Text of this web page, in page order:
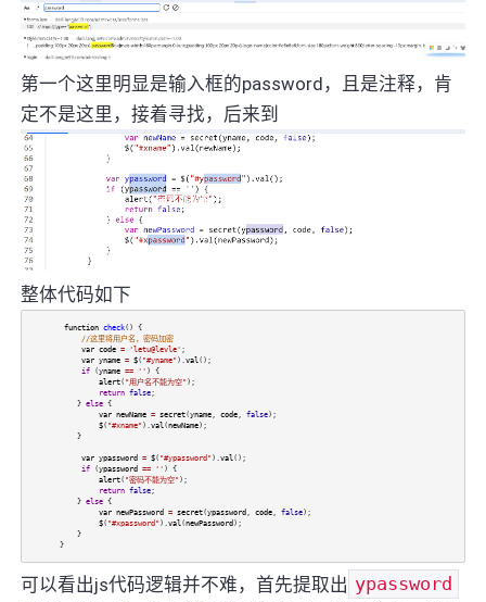
第一个这里明显是输入框的password，且是注释，肯
定不是这里，接着寻找，后来到
整体代码如下
function check() {
//这里将用户名，密码加密
var code = 'letu@levle' ;
var yname = $( "#yname" ). val ();
if(yname == '' ) {
alert( "用户名不能为空" );
return false;
} else{
var newName = secret(yname, code, false);
$( "#xname" ). val (newName);
}
var ypassword = $( "#ypassword" ). val ();
if(ypassword == '' ) {
alert( "密码不能为空" );
return false;
} else{
var newPassword = secret(ypassword, code, false);
$( "#xpassword" ). val (newPassword);
}
}
可以看出js代码逻辑并不难，首先提取出 ypassword